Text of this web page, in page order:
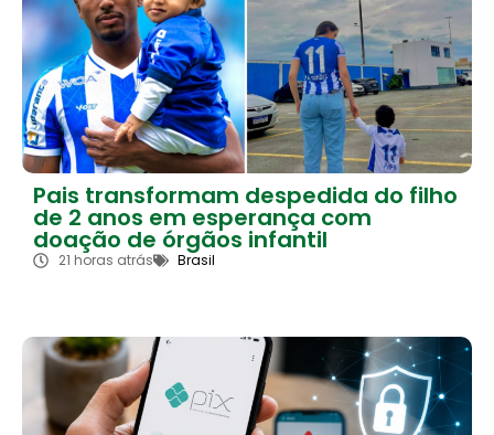
Pais transformam despedida do filho
de 2 anos em esperança com
doação de órgãos infantil
21 horas atrás Brasil